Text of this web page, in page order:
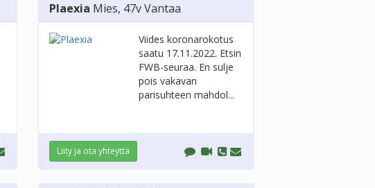
Plaexia Mies, 47vVantaa
Viides koronarokotus
saatu 17.11.2022. Etsin
FWB-seuraa. En sulje
pois vakavan
parisuhteen mahdol...
Liity ja ota yhteyttä